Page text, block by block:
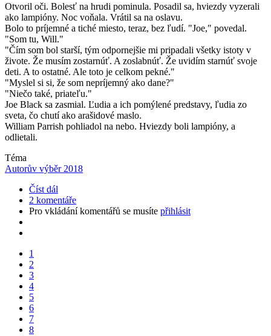
Otvoril oči. Bolesť na hrudi pominula. Posadil sa, hviezdy vyzerali
ako lampióny. Noc voňala. Vrátil sa na oslavu.
Bolo to príjemné a tiché miesto, teraz, bez ľudí. "Joe," povedal.
"Som tu, Will."
"Čím som bol starší, tým odpornejšie mi pripadali všetky istoty v
živote. Že musím zostarnúť. A zoslabnúť. Že uvidím starnúť svoje
deti. A to ostatné. Ale toto je celkom pekné."
"Myslel si si, že som nepríjemný ako dane?"
"Niečo také, priateľu."
Joe Black sa zasmial. Ľudia a ich pomýlené predstavy, ľudia zo
sveta, čo chutí ako arašidové maslo.
William Parrish pohliadol na nebo. Hviezdy boli lampióny, a
odlietali.
Téma
Autorův výběr 2018
Číst dál
2 komentáře
Pro vkládání komentářů se musíte přihlásit
PaginationAktuální
stránka
1
Stránka
2
Stránka
3
Stránka
4
Stránka
5
Stránka
6
Stránka
7
Stránka
8